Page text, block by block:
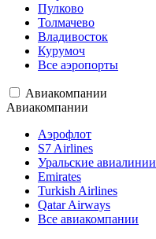
Пулково
Толмачево
Владивосток
Курумоч
Все аэропорты
Авиакомпании
Авиакомпании
Аэрофлот
S7 Airlines
Уральские авиалинии
Emirates
Turkish Airlines
Qatar Airways
Все авиакомпании